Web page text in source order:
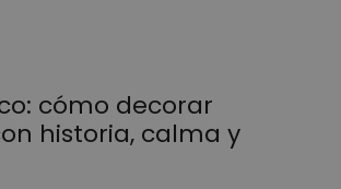
cómo decorar
historia, calma y